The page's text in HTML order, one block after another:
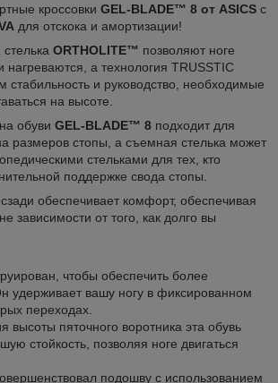
кроссовки GEL-BLADE™ 8 от ASICS с
для отскока и амортизации!
ORTHOLITE™ позволяют ноге
нагреваются, а технология TRUSSTIC
стабильность и руководство, необходимые
на высоте.
обуви GEL-BLADE™ 8 подходит для
размеров стопы, а съемная стелька может
стельками для тех, кто
поддержке свода стопы.
сзади обеспечивает комфорт, обеспечивая
зависимости от того, как долго вы
чтобы обеспечить более
удерживает вашу ногу в фиксированном
переходах.
высоты пяточного воротника эта обувь
стойкость, позволяя ноге двигаться
подошву с использованием